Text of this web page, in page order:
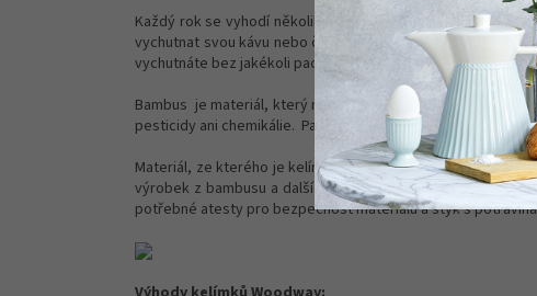
Každý rok se vyhodí několik miliard plastových kelímků.
vychutnat svou kávu nebo čaj a nezatěžovat tím naši
vychutnáte bez jakékoli pachuti.
Bambus je materiál, který nemá v přírodě obdobu - patří
pesticidy ani chemikálie. Patří tak k materiálu budoucnosti.
Materiál, ze kterého je kelímek vyroben, je z 60% zcela
výrobek z bambusu a dalších přírodních složek držel tvar
potřebné atesty pro bezpečnost materiálu a styk s